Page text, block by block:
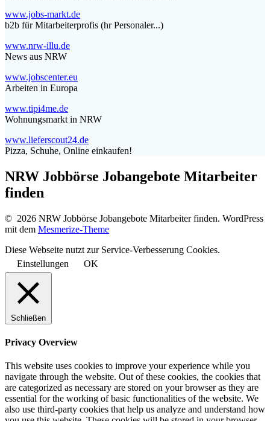
www.jobs-markt.de
b2b für Mitarbeiterprofis (hr Personaler...)
www.nrw-illu.de
News aus NRW
www.jobscenter.eu
Arbeiten in Europa
www.tipi4me.de
Wohnungsmarkt in NRW
www.lieferscout24.de
Pizza, Schuhe, Online einkaufen!
NRW Jobbörse Jobangebote Mitarbeiter
finden
© 2026 NRW Jobbörse Jobangebote Mitarbeiter finden. WordPress
mit dem Mesmerize-Theme
Diese Webseite nutzt zur Service-Verbesserung Cookies.
Einstellungen
OK
Schließen
Privacy Overview
This website uses cookies to improve your experience while you
navigate through the website. Out of these cookies, the cookies that
are categorized as necessary are stored on your browser as they are
essential for the working of basic functionalities of the website. We
also use third-party cookies that help us analyze and understand how